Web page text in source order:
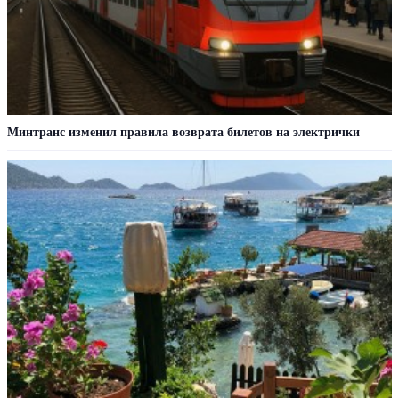
Минтранс изменил правила возврата билетов на электрички